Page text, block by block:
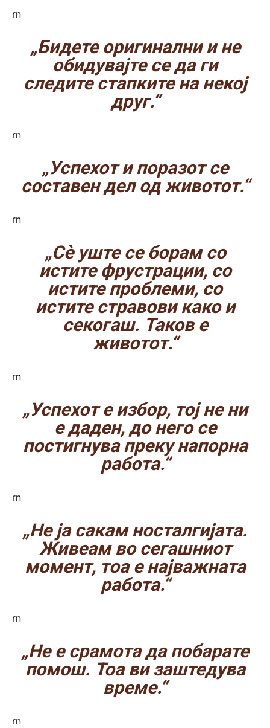
rn
„Бидете оригинални и не
обидувајте се да ги
следите стапките на некој
друг.“
rn
„Успехот и поразот се
составен дел од животот.“
rn
„Сè уште се борам со
истите фрустрации, со
истите проблеми, со
истите стравови како и
секогаш. Таков е
животот.“
rn
„Успехот е избор, тој не ни
е даден, до него се
постигнува преку напорна
работа.“
rn
„Не ја сакам носталгијата.
Живеам во сегашниот
момент, тоа е најважната
работа.“
rn
„Не е срамота да побарате
помош. Тоа ви заштедува
време.“
rn